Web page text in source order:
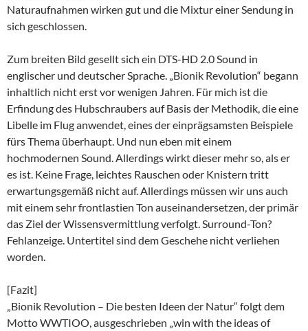
Naturaufnahmen wirken gut und die Mixtur einer Sendung in
sich geschlossen.
Zum breiten Bild gesellt sich ein DTS-HD 2.0 Sound in
englischer und deutscher Sprache. „Bionik Revolution“ begann
inhaltlich nicht erst vor wenigen Jahren. Für mich ist die
Erfindung des Hubschraubers auf Basis der Methodik, die eine
Libelle im Flug anwendet, eines der einprägsamsten Beispiele
fürs Thema überhaupt. Und nun eben mit einem
hochmodernen Sound. Allerdings wirkt dieser mehr so, als er
es ist. Keine Frage, leichtes Rauschen oder Knistern tritt
erwartungsgemäß nicht auf. Allerdings müssen wir uns auch
mit einem sehr frontlastien Ton auseinandersetzen, der primär
das Ziel der Wissensvermittlung verfolgt. Surround-Ton?
Fehlanzeige. Untertitel sind dem Geschehe nicht verliehen
worden.
[Fazit]
„Bionik Revolution – Die besten Ideen der Natur“ folgt dem
Motto WWTIOO, ausgeschrieben „win with the ideas of